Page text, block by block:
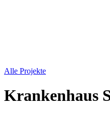
Alle Projekte
Krankenhaus